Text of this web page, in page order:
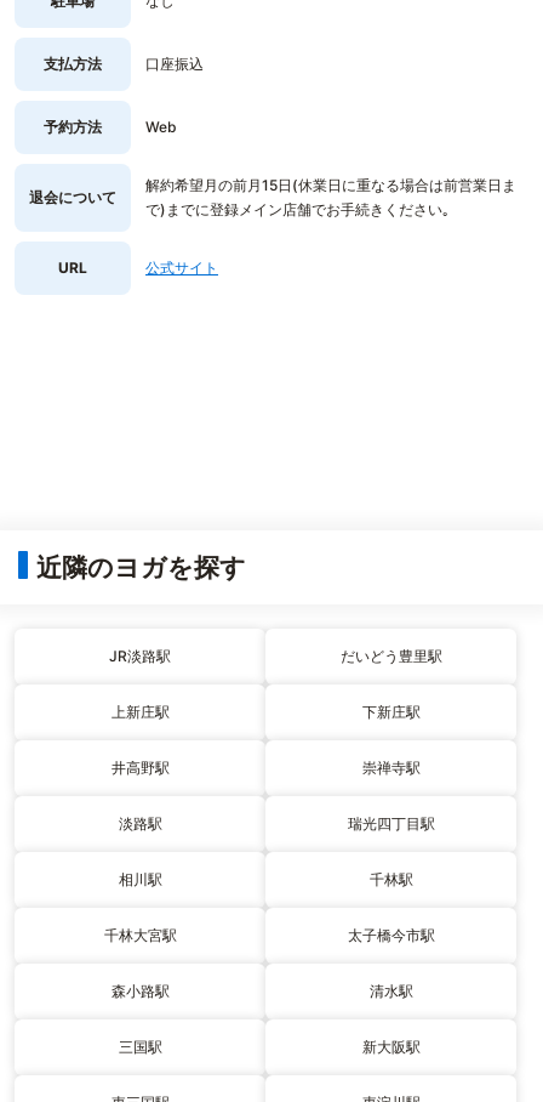
支払方法 口座振込
予約方法 Web
退会について
解約希望月の前月15日(休業日に重なる場合は前営業日ま
で)までに登録メイン店舗でお手続きください｡
URL 公式サイト
近隣のヨガを探す
JR淡路駅 だいどう豊里駅
上新庄駅 下新庄駅
井高野駅 崇禅寺駅
淡路駅 瑞光四丁目駅
相川駅 千林駅
千林大宮駅 太子橋今市駅
森小路駅 清水駅
三国駅 新大阪駅